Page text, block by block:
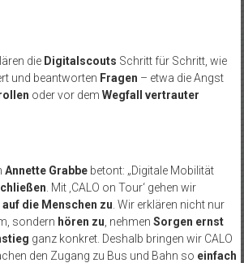
die Digitalscouts Schritt für Schritt, wie
und beantworten Fragen – etwa die Angst
oder vor dem Wegfall vertrauter
Annette Grabbebetont: „Digitale Mobilität
. Mit ‚CALO on Tour‘ gehen wir
die Menschen zu . Wir erklären nicht nur
sondern hören zu , nehmen Sorgen ernst
ganz konkret. Deshalb bringen wir CALO
den Zugang zu Bus und Bahn so einfach